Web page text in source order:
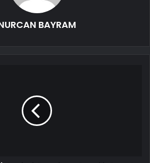
BAYRAM